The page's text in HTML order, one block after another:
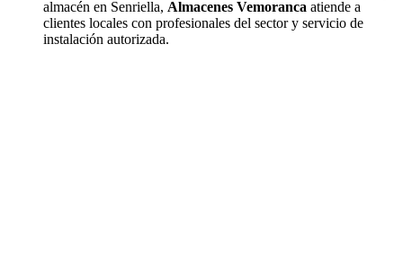
almacén en Senriella, Almacenes Vemoranca atiende a
clientes locales con profesionales del sector y servicio de
instalación autorizada.